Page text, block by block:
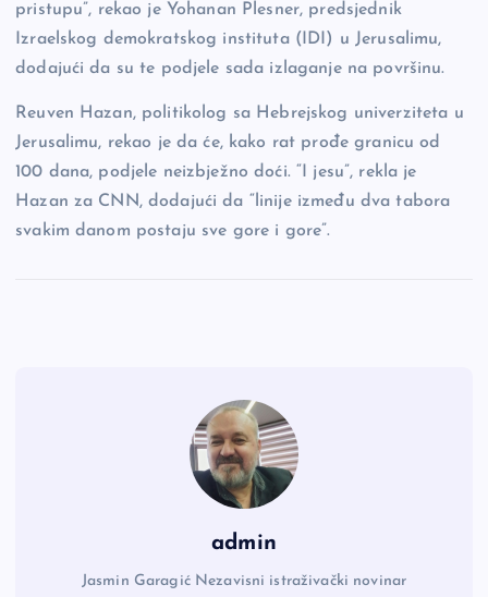
pristupu”, rekao je Yohanan Plesner, predsjednik
Izraelskog demokratskog instituta (IDI) u Jerusalimu,
dodajući da su te podjele sada izlaganje na površinu.
Reuven Hazan, politikolog sa Hebrejskog univerziteta u
Jerusalimu, rekao je da će, kako rat prođe granicu od
100 dana, podjele neizbježno doći. “I jesu”, rekla je
Hazan za CNN, dodajući da “linije između dva tabora
svakim danom postaju sve gore i gore”.
admin
Jasmin Garagić Nezavisni istraživački novinar